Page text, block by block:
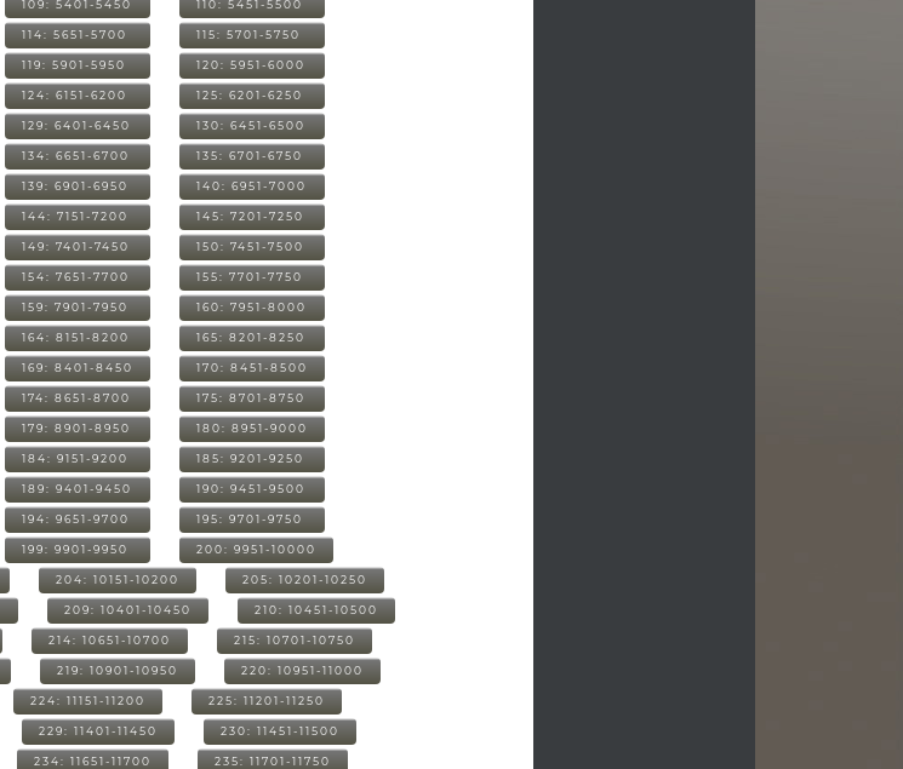
109: 5401-5450 110: 5451-5500
114: 5651-5700 115: 5701-5750
119: 5901-5950 120: 5951-6000
124: 6151-6200 125: 6201-6250
129: 6401-6450 130: 6451-6500
134: 6651-6700 135: 6701-6750
139: 6901-6950 140: 6951-7000
144: 7151-7200 145: 7201-7250
149: 7401-7450 150: 7451-7500
154: 7651-7700 155: 7701-7750
159: 7901-7950 160: 7951-8000
164: 8151-8200 165: 8201-8250
169: 8401-8450 170: 8451-8500
174: 8651-8700 175: 8701-8750
179: 8901-8950 180: 8951-9000
184: 9151-9200 185: 9201-9250
189: 9401-9450 190: 9451-9500
194: 9651-9700 195: 9701-9750
199: 9901-9950 200: 9951-10000
204: 10151-10200 205: 10201-10250
209: 10401-10450 210: 10451-10500
214: 10651-10700 215: 10701-10750
219: 10901-10950 220: 10951-11000
224: 11151-11200 225: 11201-11250
229: 11401-11450 230: 11451-11500
234: 11651-11700 235: 11701-11750